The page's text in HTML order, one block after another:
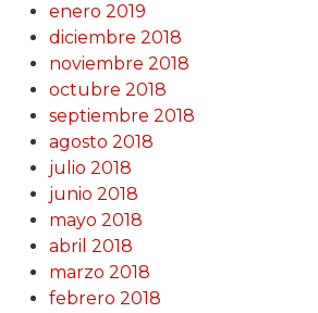
enero 2019
diciembre 2018
noviembre 2018
octubre 2018
septiembre 2018
agosto 2018
julio 2018
junio 2018
mayo 2018
abril 2018
marzo 2018
febrero 2018